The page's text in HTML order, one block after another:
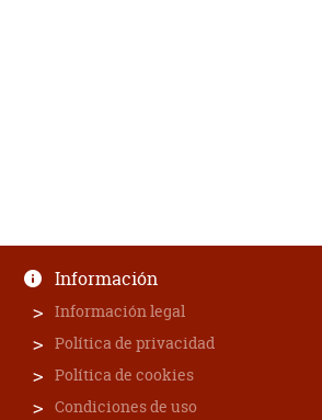
Información
Información legal
Política de privacidad
Política de cookies
Condiciones de uso